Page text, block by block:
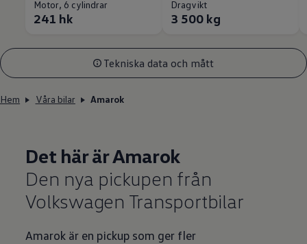
Motor, 6 cylindrar
241 hk
Dragvikt
3 500 kg
Tekniska data och mått
Hem Våra bilar Amarok
Det här är Amarok
Den nya pickupen från
Volkswagen Transportbilar
Amarok är en pickup som ger fler